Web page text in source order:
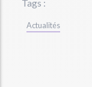
Tags :
Actualités